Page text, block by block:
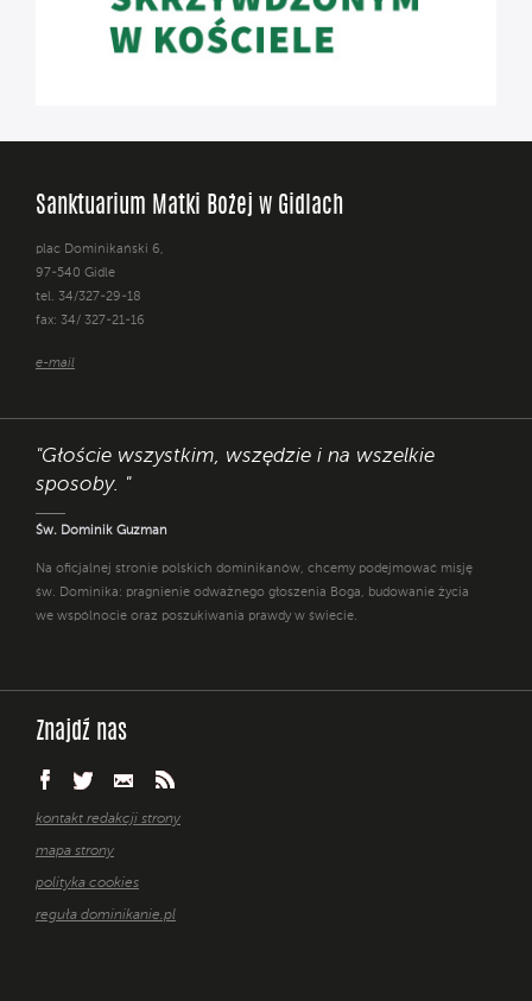
Sanktuarium Matki Bożej w Gidlach
plac Dominikański 6,
97-540 Gidle
tel. 34/327-29-18
fax: 34/ 327-21-16
e-mail
"Głoście wszystkim, wszędzie i na wszelkie
sposoby. "
Św. Dominik Guzman
Na oficjalnej stronie polskich dominikanów, chcemy podejmować misję
św. Dominika: pragnienie odważnego głoszenia Boga, budowanie życia
we wspólnocie oraz poszukiwania prawdy w świecie.
Znajdź nas
kontakt redakcji strony
mapa strony
polityka cookies
reguła dominikanie.pl